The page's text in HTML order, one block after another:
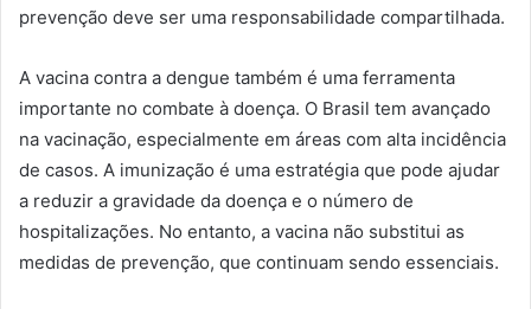
prevenção deve ser uma responsabilidade compartilhada.
A vacina contra a dengue também é uma ferramenta
importante no combate à doença. O Brasil tem avançado
na vacinação, especialmente em áreas com alta incidência
de casos. A imunização é uma estratégia que pode ajudar
a reduzir a gravidade da doença e o número de
hospitalizações. No entanto, a vacina não substitui as
medidas de prevenção, que continuam sendo essenciais.